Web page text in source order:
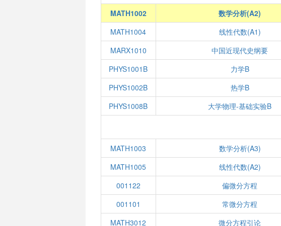
MATH1002 数学分析(A2)
MATH1004
线性代数(A1)
MARX1010
中国近现代史纲要
PHYS1001B
力学B
PHYS1002B
热学B
PHYS1008B
大学物理-基础实验B
MATH1003 数学分析(A3)
MATH1005
线性代数(A2)
001122
偏微分方程
001101
常微分方程
MATH3012
微分方程引论